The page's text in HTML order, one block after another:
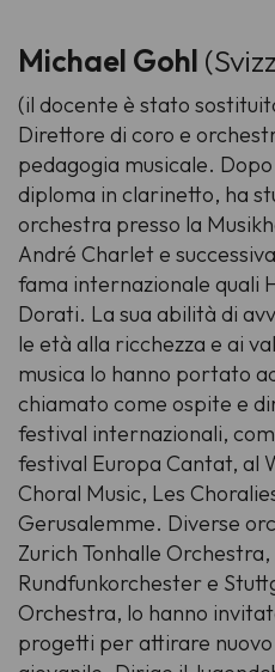
Michael Gohl
(il docente è stato
Direttore di coro e
pedagogia musicale.
diploma in clarinetto, ha
orchestra presso la
André Charlet e
fama internazionale quali
Dorati. La sua abilità di
le età alla ricchezza e ai
musica lo hanno portato
chiamato come ospite e
festival internazionali,
festival Europa Cantat, al
Choral Music, Les
Gerusalemme. Diverse
Zurich Tonhalle
Rundfunkorchester e
Orchestra, lo hanno
progetti per attirare